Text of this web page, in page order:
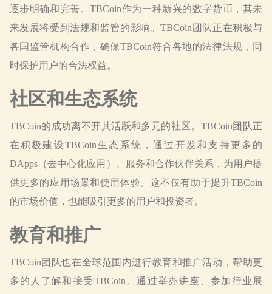
逐步明确和完善。TBCoin作为一种新兴的数字货币，其未
来发展将受到法规和监管的影响。TBCoin团队正在积极与
各国监管机构合作，确保TBCoin符合各地的法律法规，同
时保护用户的合法权益。
社区和生态系统
TBCoin的成功离不开其活跃和多元的社区。TBCoin团队正
在积极建设TBCoin生态系统，通过开发和支持更多的
DApps（去中心化应用）、服务和合作伙伴关系，为用户提
供更多的应用场景和使用体验。这不仅有助于提升TBCoin
的市场价值，也能吸引更多的用户和投资者。
教育和推广
TBCoin团队也在全球范围内进行教育和推广活动，帮助更
多的人了解和接受TBCoin。通过举办讲座、参加行业展